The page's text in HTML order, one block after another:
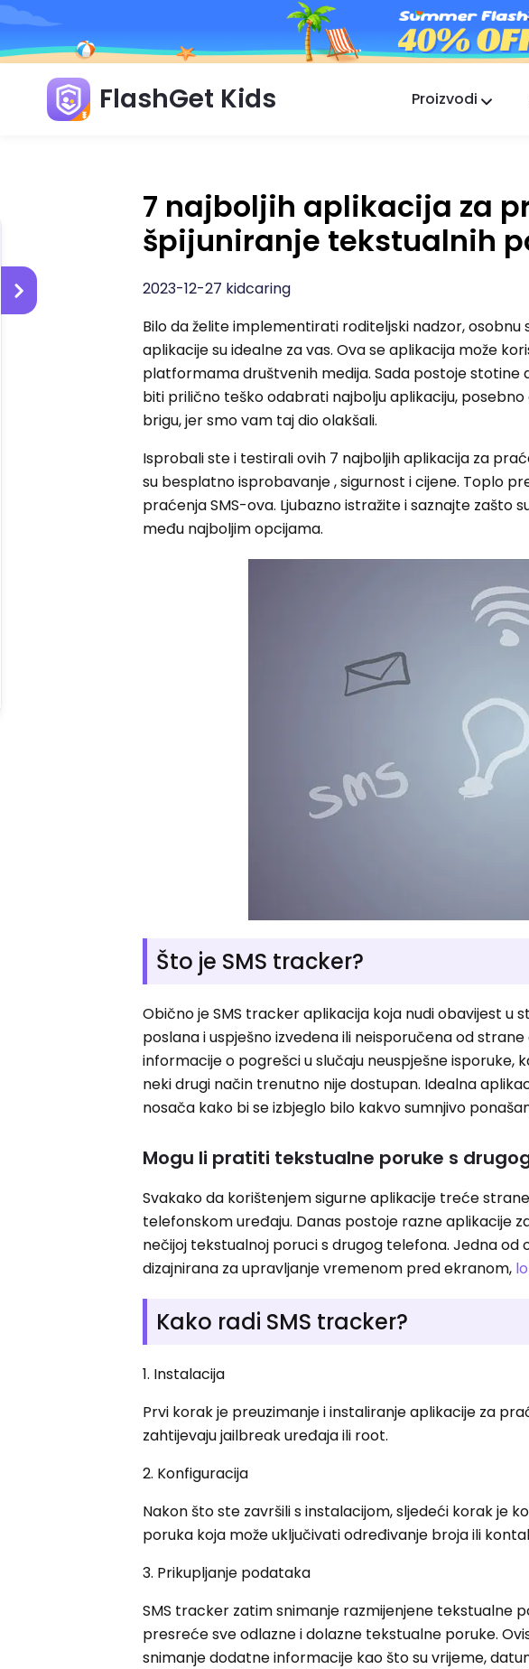
FlashGet Kids Proizvodi
7 najboljih aplikacija za
špijuniranje tekstualnih
2023-12-27 kidcaring
Bilo da želite implementirati roditeljski nadzor, osobnu
aplikacije su idealne za vas. Ova se aplikacija može
platformama društvenih medija. Sada postoje stotine
biti prilično teško odabrati najbolju aplikaciju,
brigu, jer smo vam taj dio olakšali.
Isprobali ste i testirali ovih 7 najboljih aplikacija za
su besplatno isprobavanje , sigurnost i cijene. Toplo
praćenja SMS-ova. Ljubazno istražite i saznajte zašto
među najboljim opcijama.
Što je SMS tracker?
Obično je SMS tracker aplikacija koja nudi obavijest
poslana i uspješno izvedena ili neisporučena od
informacije o pogrešci u slučaju neuspješne isporuke,
neki drugi način trenutno nije dostupan. Idealna
nosača kako bi se izbjeglo bilo kakvo sumnjivo
Mogu li pratiti tekstualne poruke s
Svakako da korištenjem sigurne aplikacije treće
telefonskom uređaju. Danas postoje razne aplikacije
nečijoj tekstualnoj poruci s drugog telefona. Jedna od
dizajnirana za upravljanje vremenom pred ekranom,
Kako radi SMS tracker?
1. Instalacija
Prvi korak je preuzimanje i instaliranje aplikacije za
zahtijevaju jailbreak uređaja ili root.
2. Konfiguracija
Nakon što ste završili s instalacijom, sljedeći korak je
poruka koja može uključivati ​​određivanje broja ili
3. Prikupljanje podataka
SMS tracker zatim snimanje razmijenjene tekstualne
presreće sve odlazne i dolazne tekstualne poruke.
snimanje dodatne informacije kao što su vrijeme,